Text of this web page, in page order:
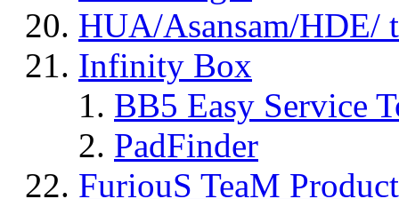
HUA/Asansam/HDE/
Infinity Box
BB5 Easy Service
PadFinder
FuriouS TeaM